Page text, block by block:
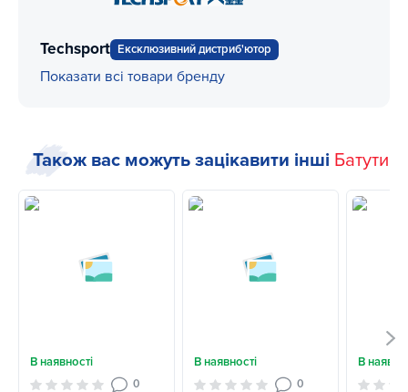
Techsport Ексклюзивний дистриб'ютор
Показати всі товари бренду
Також вас можуть зацікавити інші Батути
В наявності
0
В наявності
0
В